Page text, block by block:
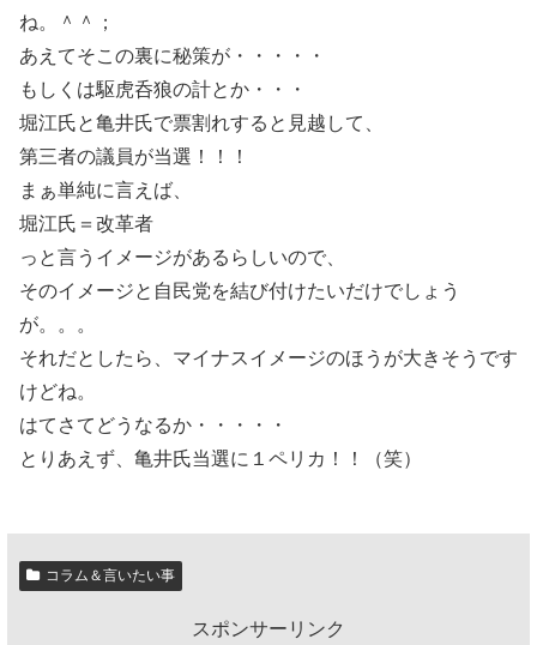
ね。＾＾；
あえてそこの裏に秘策が・・・・・
もしくは駆虎呑狼の計とか・・・
堀江氏と亀井氏で票割れすると見越して、
第三者の議員が当選！！！
まぁ単純に言えば、
堀江氏＝改革者
っと言うイメージがあるらしいので、
そのイメージと自民党を結び付けたいだけでしょう
が。。。
それだとしたら、マイナスイメージのほうが大きそうです
けどね。
はてさてどうなるか・・・・・
とりあえず、亀井氏当選に１ペリカ！！（笑）
コラム＆言いたい事
スポンサーリンク